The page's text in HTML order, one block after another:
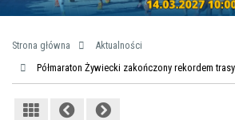
Strona główna
Aktualności
Półmaraton Żywiecki zakończony rekordem trasy